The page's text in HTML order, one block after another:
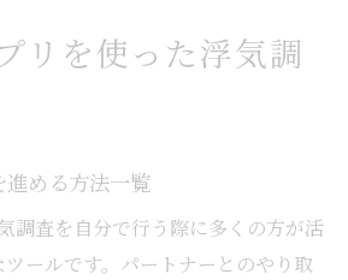
リを使った浮気調
める方法一覧
調査を自分で行う際に多くの方が活
ールです。パートナーとのやり取